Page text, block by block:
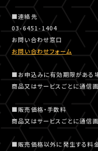
■連絡先
03-6451-1404
お問い合わせ窓口
お問い合わせフォーム
■お申込みに有効期限がある
商品又はサービスごとに通信
■販売価格・手数料
商品又はサービスごとに通信
■販売価格以外に発生する料